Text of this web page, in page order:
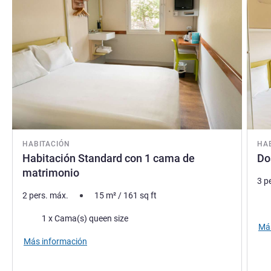
HABITACIÓN
Habitación Standard con 1 cama de
matrimonio
2 pers. máx. 15 m²/ 161 sq ft
Ropa de cama
1 x Cama(s) queen size
Más información
3